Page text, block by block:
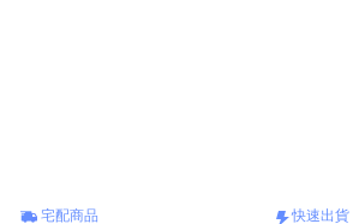
宅配商品 快速出貨